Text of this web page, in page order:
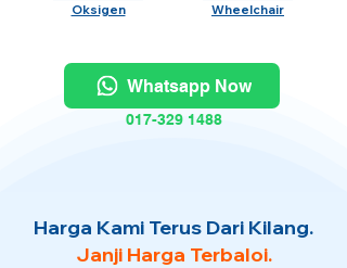
Oksigen
Wheelchair
Whatsapp Now
017-329 1488
Harga Kami Terus Dari Kilang.
Janji Harga Terbaloi.